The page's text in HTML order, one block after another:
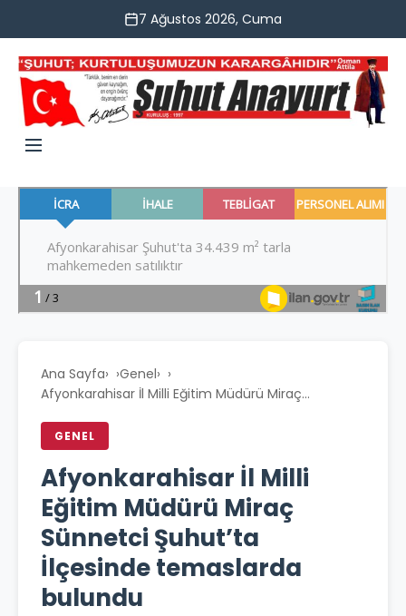
7 Ağustos 2026, Cuma
Ana Sayfa› Genel›
Afyonkarahisar İl Milli Eğitim Müdürü Miraç...
GENEL
Afyonkarahisar İl Milli
Eğitim Müdürü Miraç
Sünnetci Şuhut’ta
İlçesinde temaslarda
bulundu